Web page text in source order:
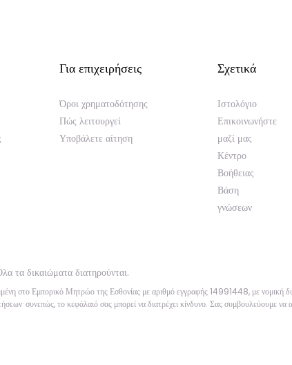
Για επιχειρήσεις
Όροι χρηματοδότησης
Πώς λειτουργεί
Υποβάλετε αίτηση
Σχετικά
Ιστολόγιο
Επικοινωνήστε
μαζί μας
Κέντρο
Βοήθειας
Βάση
γνώσεων
δικαιώματα διατηρούνται.
στο Εμπορικό Μητρώο της Εσθονίας με αριθμό εγγραφής 14991448, με
συνεπώς, το κεφάλαιό σας μπορεί να διατρέχει κίνδυνο. Σας συμβουλεύουμε να